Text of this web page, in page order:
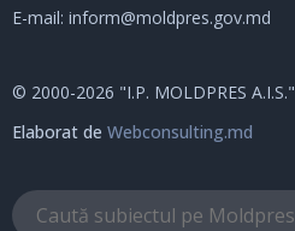
E-mail: inform@moldpres.gov.md
© 2000-2026 "I.P. MOLDPRES A.I.S."
Elaborat de Webconsulting.md